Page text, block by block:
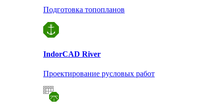
Подготовка топопланов
IndorCAD River
Проектирование русловых работ